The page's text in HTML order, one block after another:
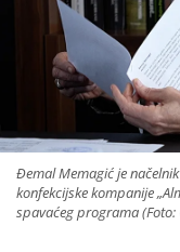
Đemal Memagić je
konfekcijske kompanije
spavaćeg programa (Foto: